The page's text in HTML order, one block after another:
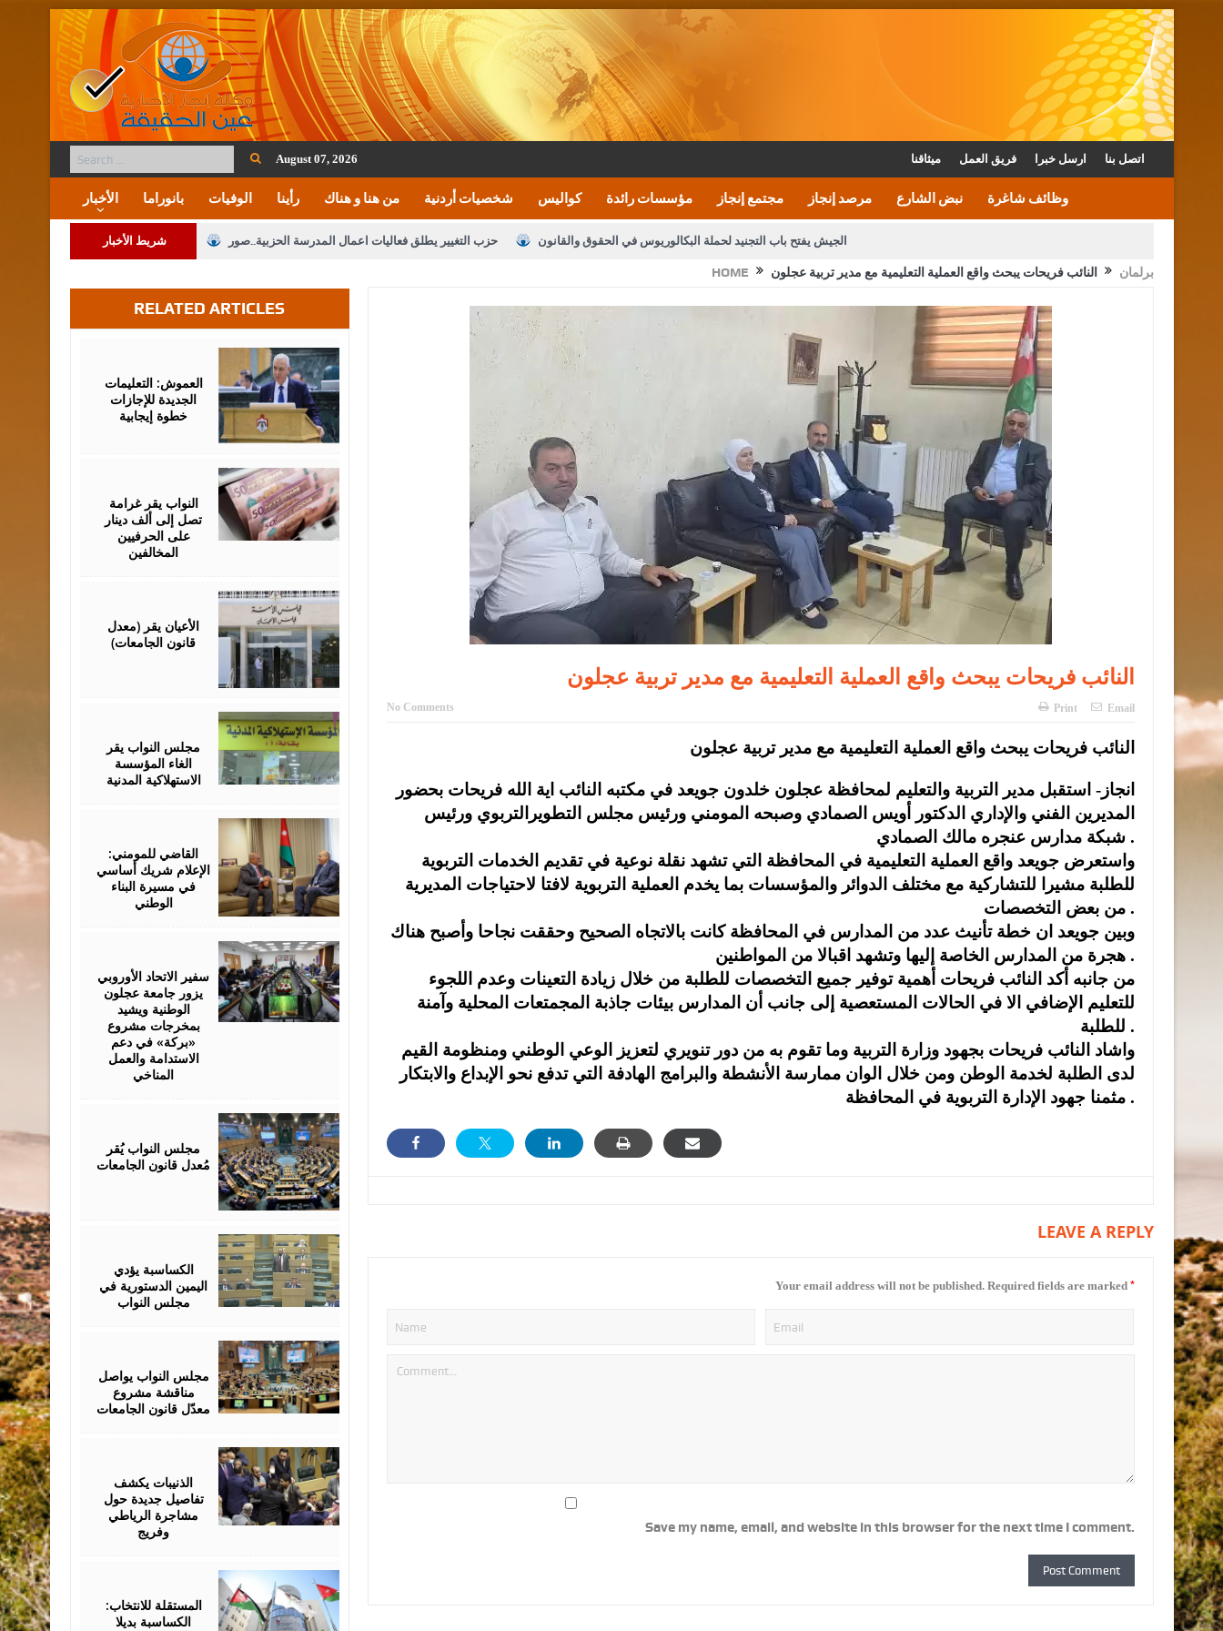
August 07, 2026 ميثاقنا فريق العمل ارسل خبرا اتصل بنا
الأخبار بانوراما الوفيات رأينا من هنا و هناك شخصيات أردنية كواليس مؤسسات رائدة مجتمع إنجاز مرصد إنجاز نبض الشارع وظائف شاغرة
شريط الأخبار حزب التغيير يطلق فعاليات اعمال المدرسة الحزبية..صور الجيش يفتح باب التجنيد لحملة البكالوريوس في الحقوق والقانون
الأمن يتلف 16 مليون حبة كبتاجون و1480 كغم مواد مخدرة
النواب يقر مشروع تعديل قانون الملكية العقارية القاضي يلتقي رؤساء تحرير الصحف اليومية ويؤكد حرص مجلس النواب على شراكة فاعلة مع الإعلام
دعوة المكلفين بخدمة العلم (الدفعة الثالثة) إلى مراجعة منصة خدمة العلم الملك يلتقي مجموعة من رفاق السلاح الملك يتلقى اتصالا هاتفيا من العاهل البحريني
القاضي محمود أحمد فريحات.. مبارك ومزيدا من التوفيق
HOME برلمان النائب فريحات يبحث واقع العملية التعليمية مع مدير تربية عجلون
النائب فريحات يبحث واقع العملية التعليمية مع مدير تربية عجلون
No Comments Print Email
النائب فريحات يبحث واقع العملية التعليمية مع مدير تربية عجلون
انجاز- استقبل مدير التربية والتعليم لمحافظة عجلون خلدون جويعد في مكتبه النائب اية الله فريحات بحضور
المديرين الفني والإداري الدكتور أويس الصمادي وصبحه المومني ورئيس مجلس التطويرالتربوي ورئيس
شبكة مدارس عنجره مالك الصمادي .
واستعرض جويعد واقع العملية التعليمية في المحافظة التي تشهد نقلة نوعية في تقديم الخدمات التربوية
للطلبة مشيرا للتشاركية مع مختلف الدوائر والمؤسسات بما يخدم العملية التربوية لافتا لاحتياجات المديرية
من بعض التخصصات .
وبين جويعد ان خطة تأنيث عدد من المدارس في المحافظة كانت بالاتجاه الصحيح وحققت نجاحا وأصبح هناك
هجرة من المدارس الخاصة إليها وتشهد اقبالا من المواطنين .
من جانبه أكد النائب فريحات أهمية توفير جميع التخصصات للطلبة من خلال زيادة التعينات وعدم اللجوء
للتعليم الإضافي الا في الحالات المستعصية إلى جانب أن المدارس بيئات جاذبة المجمتعات المحلية وآمنة
للطلبة .
واشاد النائب فريحات بجهود وزارة التربية وما تقوم به من دور تنويري لتعزيز الوعي الوطني ومنظومة القيم
لدى الطلبة لخدمة الوطن ومن خلال الوان ممارسة الأنشطة والبرامج الهادفة التي تدفع نحو الإبداع والابتكار
مثمنا جهود الإدارة التربوية في المحافظة .
LEAVE A REPLY
Your email address will not be published. Required fields are marked *
Save my name, email, and website in this browser for the next time I comment.
RELATED ARTICLES
العموش: التعليمات
الجديدة للإجازات
خطوة إيجابية
النواب يقر غرامة
تصل إلى ألف دينار
على الحرفيين
المخالفين
الأعيان يقر (معدل
قانون الجامعات)
مجلس النواب يقر
الغاء المؤسسة
الاستهلاكية المدنية
القاضي للمومني:
الإعلام شريك أساسي
في مسيرة البناء
الوطني
سفير الاتحاد الأوروبي
يزور جامعة عجلون
الوطنية ويشيد
بمخرجات مشروع
«بركة» في دعم
الاستدامة والعمل
المناخي
مجلس النواب يُقر
مُعدل قانون الجامعات
الكساسبة يؤدي
اليمين الدستورية في
مجلس النواب
مجلس النواب يواصل
مناقشة مشروع
معدّل قانون الجامعات
2026
الذنيبات يكشف
تفاصيل جديدة حول
مشاجرة الرياطي
وفريج
المستقلة للانتخاب:
الكساسبة بديلا